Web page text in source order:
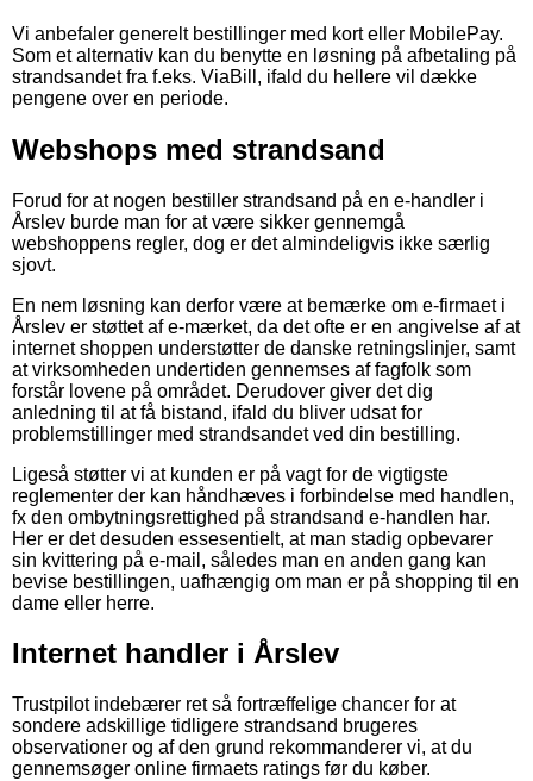
Vi anbefaler generelt bestillinger med kort eller MobilePay.
Som et alternativ kan du benytte en løsning på afbetaling på
strandsandet fra f.eks. ViaBill, ifald du hellere vil dække
pengene over en periode.
Webshops med strandsand
Forud for at nogen bestiller strandsand på en e-handler i
Årslev burde man for at være sikker gennemgå
webshoppens regler, dog er det almindeligvis ikke særlig
sjovt.
En nem løsning kan derfor være at bemærke om e-firmaet i
Årslev er støttet af e-mærket, da det ofte er en angivelse af at
internet shoppen understøtter de danske retningslinjer, samt
at virksomheden undertiden gennemses af fagfolk som
forstår lovene på området. Derudover giver det dig
anledning til at få bistand, ifald du bliver udsat for
problemstillinger med strandsandet ved din bestilling.
Ligeså støtter vi at kunden er på vagt for de vigtigste
reglementer der kan håndhæves i forbindelse med handlen,
fx den ombytningsrettighed på strandsand e-handlen har.
Her er det desuden essesentielt, at man stadig opbevarer
sin kvittering på e-mail, således man en anden gang kan
bevise bestillingen, uafhængig om man er på shopping til en
dame eller herre.
Internet handler i Årslev
Trustpilot indebærer ret så fortræffelige chancer for at
sondere adskillige tidligere strandsand brugeres
observationer og af den grund rekommanderer vi, at du
gennemsøger online firmaets ratings før du køber.